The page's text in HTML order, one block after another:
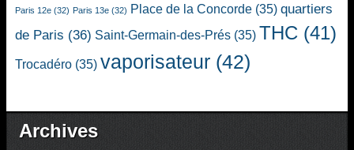
Paris 12e (32) Paris 13e (32) Place de la Concorde (35) quartiers
de Paris (36) Saint-Germain-des-Prés (35) THC (41)
Trocadéro (35) vaporisateur (42)
Archives